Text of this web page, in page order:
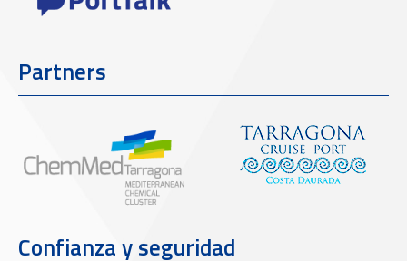
Partners
Confianza y seguridad